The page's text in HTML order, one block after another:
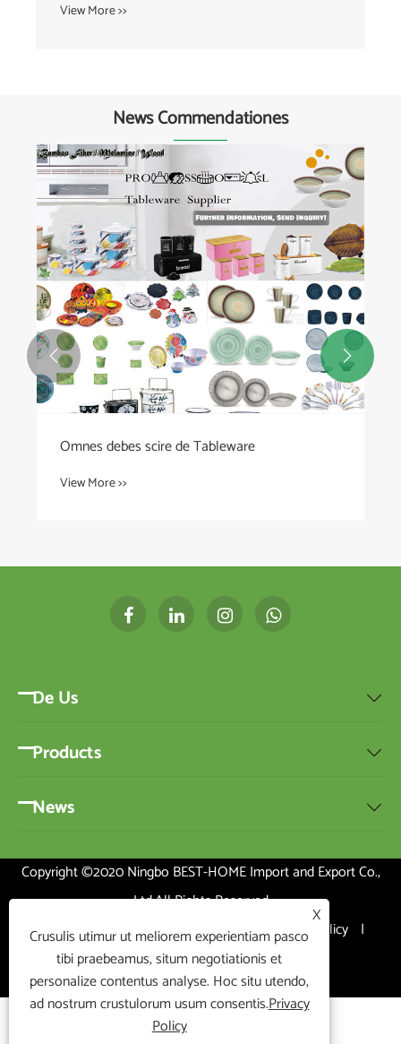
View More >>
News Commendationes
What makes LED Lighting the Future of
 
De Us 
Products 
News 
Copyright ©2020 Ningbo BEST-HOME Import and Export Co.,
Ltd.All Rights Reserved
Links | Sitemap | RSS | XML | Privacy Policy |
X
Crusulis utimur ut meliorem experientiam pasco
tibi praebeamus, situm negotiationis et
personalize contentus analyse. Hoc situ utendo,
ad nostrum crustulorum usum consentis.Privacy
Policy